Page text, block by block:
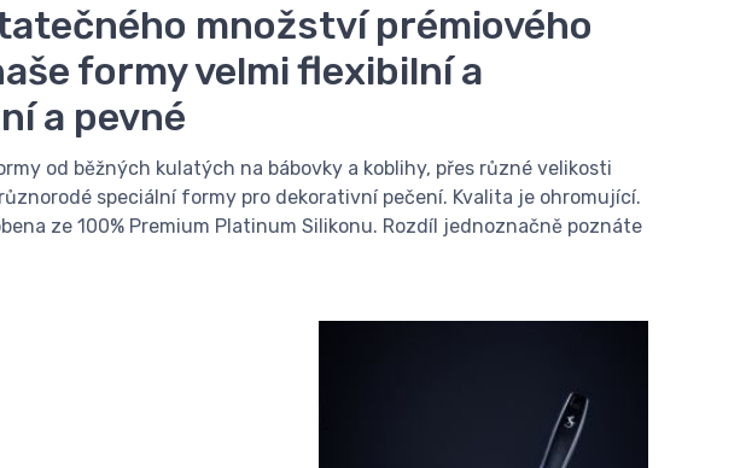
množství prémiového
formy velmi flexibilní a
a pevné
od běžných kulatých na bábovky a koblihy, přes různé velikosti
speciální formy pro dekorativní pečení. Kvalita je ohromující.
ze 100% Premium Platinum Silikonu. Rozdíl jednoznačně poznáte